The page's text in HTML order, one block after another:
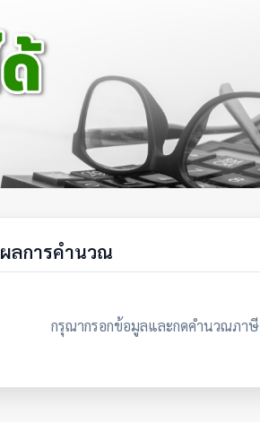
ผลการคำนวณ
กรุณากรอกข้อมูลและกดคำนวณภาษี